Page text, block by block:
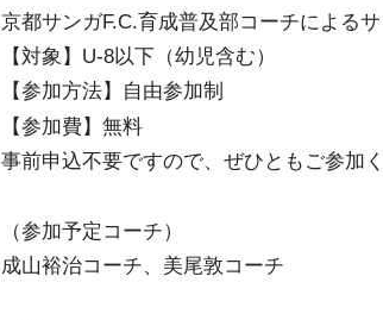
京都サンガF.C.育成普及部コーチによる
【対象】U-8以下（幼児含む）
【参加方法】自由参加制
【参加費】無料
事前申込不要ですので、ぜひともご参加
（参加予定コーチ）
成山裕治コーチ、美尾敦コーチ